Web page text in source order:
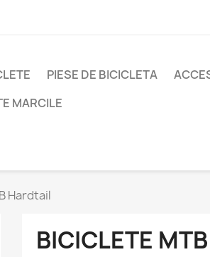
PIESE DE BICICLETA
MARCILE
Hardtail
BICICLETE